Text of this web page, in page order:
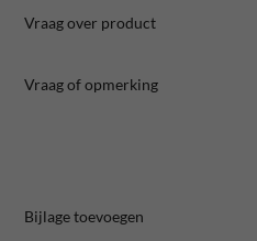
Vraag over product
Vraag of opmerking
Bijlage toevoegen